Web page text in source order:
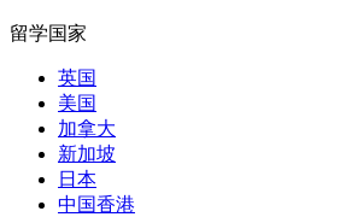
留学国家
英国
美国
加拿大
新加坡
日本
中国香港